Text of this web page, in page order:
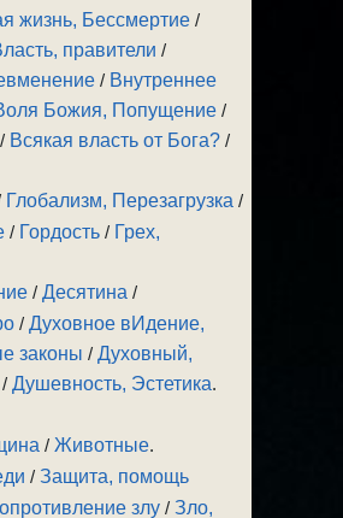
жизнь, Бессмертие /
правители /
/ Внутреннее
Божия, Попущение /
/ Всякая власть от Бога? /
Глобализм, Перезагрузка /
/ Гордость / Грех,
/Десятина /
/Духовное вИдение,
законы /Духовный,
/Душевность, Эстетика.
/Животные.
/Защита, помощь
злу /Зло,